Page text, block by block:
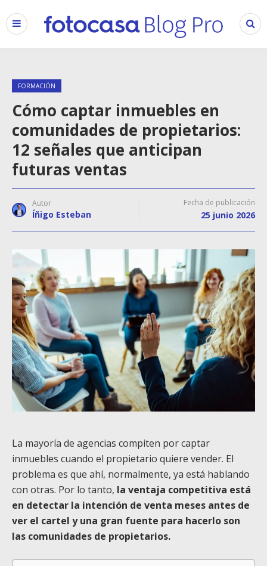
FORMACIÓN
Cómo captar inmuebles en
comunidades de propietarios:
12 señales que anticipan
futuras ventas
Autor
Íñigo Esteban
Fecha de publicación
25 junio 2026
La mayoría de agencias compiten por captar
inmuebles cuando el propietario quiere vender. El
problema es que ahí, normalmente, ya está hablando
con otras. Por lo tanto, la ventaja competitiva está
en detectar la intención de venta meses antes de
ver el cartel y una gran fuente para hacerlo son
las comunidades de propietarios.